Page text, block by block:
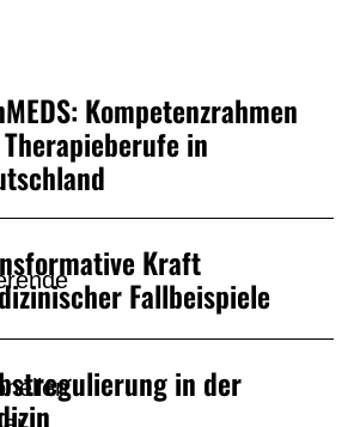
Kompetenzrahmen
in
Kraft
Fallbeispiele
in der